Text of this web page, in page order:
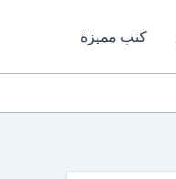
كتب مميزة